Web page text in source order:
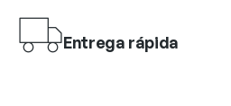
Entrega rápida